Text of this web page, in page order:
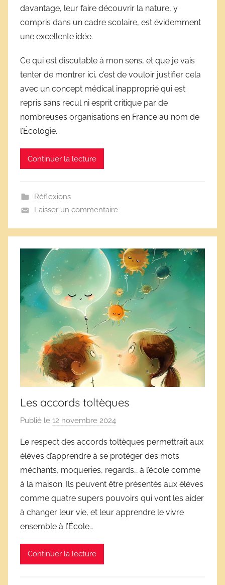
e
s
o
l
a
r
davantage, leur faire découvrir la nature, y
compris dans un cadre scolaire, est évidemment
une excellente idée.
Ce qui est discutable à mon sens, et que je vais
tenter de montrer ici, c’est de vouloir justifier cela
avec un concept médical inapproprié qui est
repris sans recul ni esprit critique par de
nombreuses organisations en France au nom de
l’Écologie.
Continuer la lecture
Réflexions
Laisser un commentaire
Les accords toltèques
Publié le 12 novembre 2024
r
D
é
r
i
v
Le respect des accords toltèques permettrait aux
élèves d’apprendre à se protéger des mots
méchants, moqueries, regards… à l’école comme
à la maison. Ils peuvent être présentés aux élèves
comme quatre supers pouvoirs qui vont les aider
à changer leur vie, et leur apprendre le vivre
ensemble à l’École…
Continuer la lecture